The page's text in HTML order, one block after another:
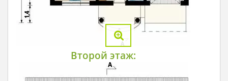
Второй этаж: